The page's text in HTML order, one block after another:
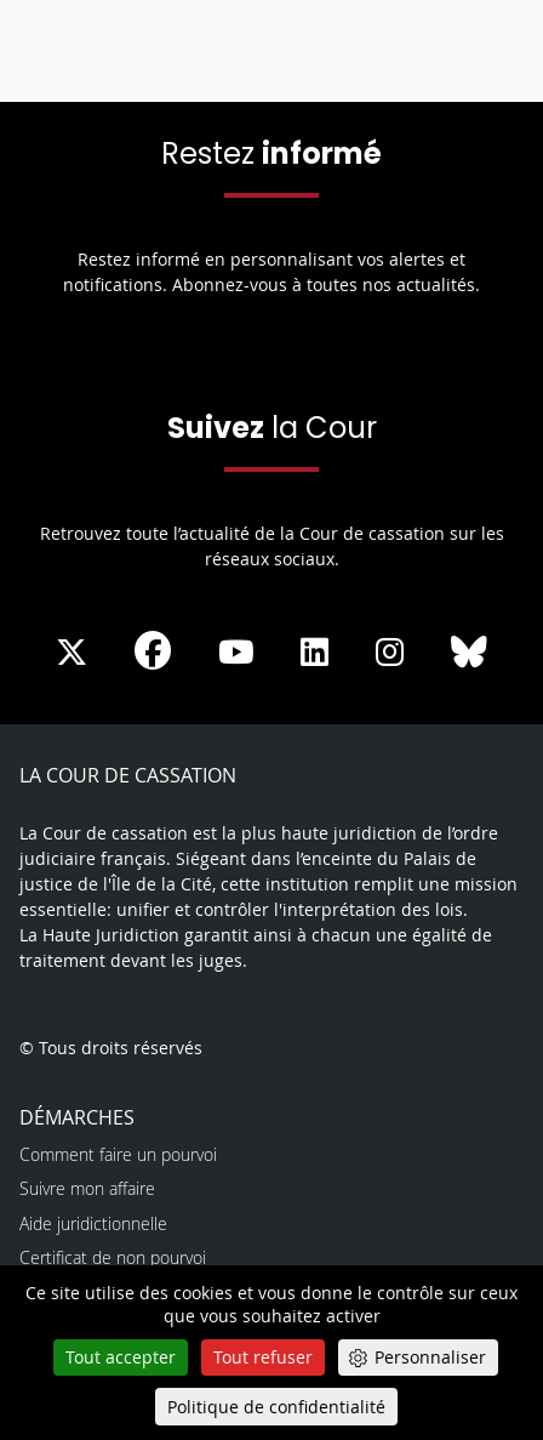
Ce site utilise des cookies et vous donne le contrôle sur ceux
que vous souhaitez activer
Tout accepter
Tout refuser Personnaliser
Politique de confidentialité
Restez informé
Restez informé en personnalisant vos alertes et
notifications. Abonnez-vous à toutes nos actualités.
Suivez la Cour
Retrouvez toute l’actualité de la Cour de cassation sur les
réseaux sociaux.
Share
X
Share
Facebook
Share
Youtube
Share
LinkedIn
Share
Instagram
LA COUR DE CASSATION
La Cour de cassation est la plus haute juridiction de l’ordre
judiciaire français. Siégeant dans l’enceinte du Palais de
justice de l'Île de la Cité, cette institution remplit une mission
essentielle: unifier et contrôler l'interprétation des lois.
La Haute Juridiction garantit ainsi à chacun une égalité de
traitement devant les juges.
© Tous droits réservés
DÉMARCHES
Comment faire un pourvoi
Suivre mon affaire
Aide juridictionnelle
Certificat de non pourvoi
Trouver un expert
PROFESSIONNELS
Emplois
Queue-Fair